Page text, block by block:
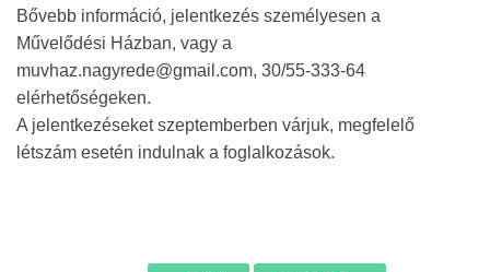
Bővebb információ, jelentkezés személyesen a
Művelődési Házban, vagy a
muvhaz.nagyrede@gmail.com, 30/55-333-64
elérhetőségeken.
A jelentkezéseket szeptemberben várjuk, megfelelő
létszám esetén indulnak a foglalkozások.